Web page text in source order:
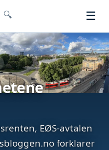
🔍 ☰
EØS-avtalen
forklarer